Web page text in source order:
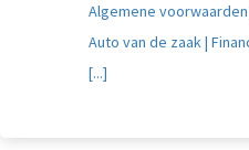
Algemene
Auto van de zaak |
[...]